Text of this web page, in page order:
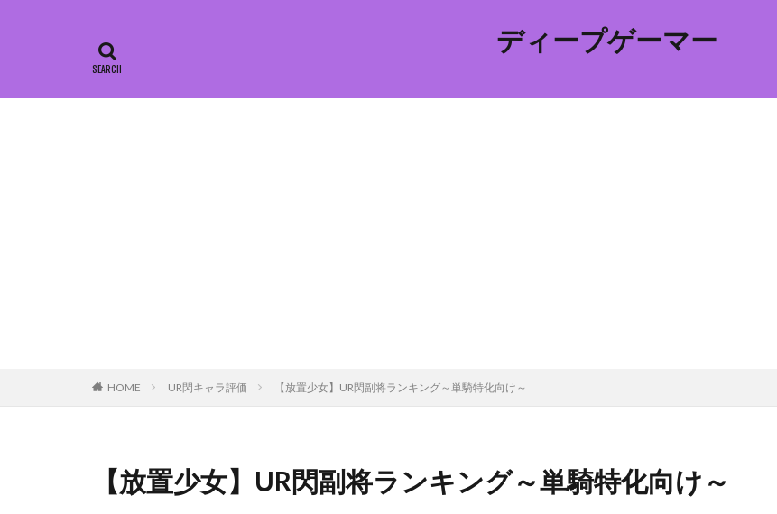
ディープゲーマー
HOME UR閃キャラ評価 【放置少女】UR閃副将ランキング～単騎特化向け～
【放置少女】UR閃副将ランキング～単騎特化向け～